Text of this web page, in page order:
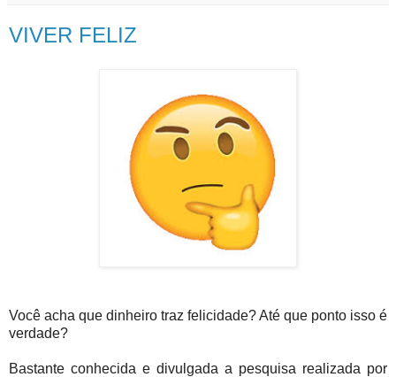
VIVER FELIZ
Você acha que dinheiro traz felicidade? Até que ponto isso é
verdade?
Bastante conhecida e divulgada a pesquisa realizada por